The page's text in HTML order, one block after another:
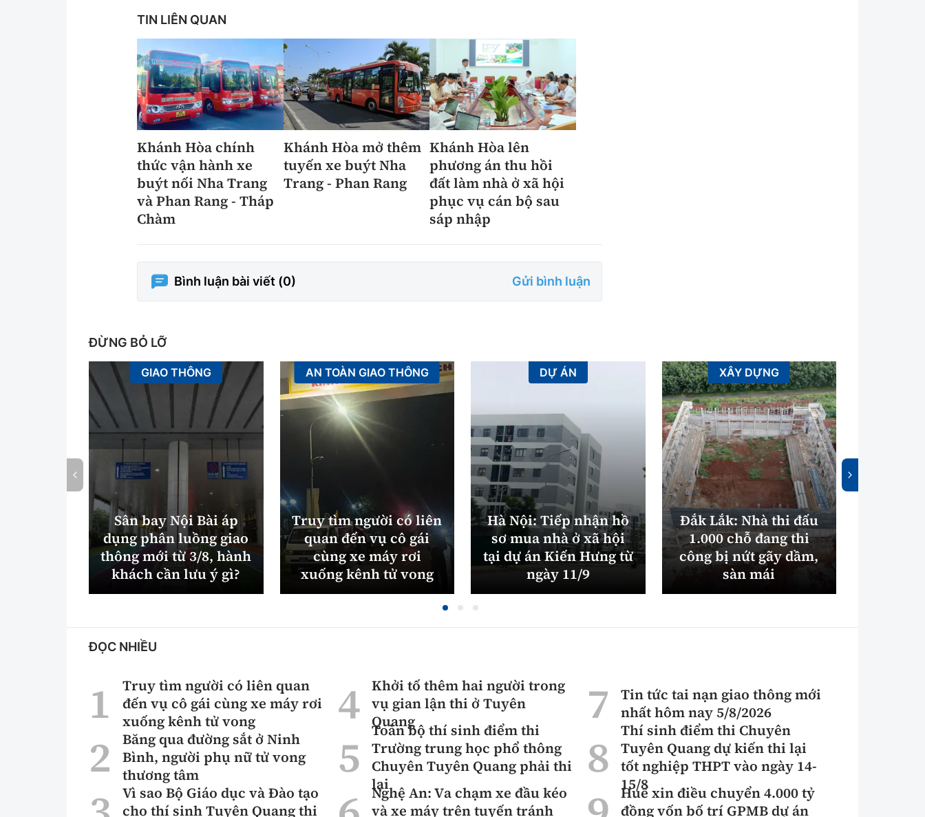
TIN LIÊN QUAN
Khánh Hòa chính
thức vận hành xe
buýt nối Nha Trang
và Phan Rang - Tháp
Chàm
Khánh Hòa mở thêm
tuyến xe buýt Nha
Trang - Phan Rang
Khánh Hòa lên
phương án thu hồi
đất làm nhà ở xã hội
phục vụ cán bộ sau
sáp nhập
Bình luận bài viết (0) Gửi bình luận
ĐỪNG BỎ LỠ
GIAO THÔNG
Sân bay Nội Bài áp
dụng phân luồng giao
thông mới từ 3/8, hành
khách cần lưu ý gì?
AN TOÀN GIAO THÔNG
Truy tìm người có liên
quan đến vụ cô gái
cùng xe máy rơi
xuống kênh tử vong
DỰ ÁN
Hà Nội: Tiếp nhận hồ
sơ mua nhà ở xã hội
tại dự án Kiến Hưng từ
ngày 11/9
XÂY DỰNG
Đắk Lắk: Nhà thi đấu
1.000 chỗ đang thi
công bị nứt gãy dầm,
sàn mái
ĐỌC NHIỀU
Truy tìm người có liên quan
đến vụ cô gái cùng xe máy rơi
xuống kênh tử vong
Băng qua đường sắt ở Ninh
Bình, người phụ nữ tử vong
thương tâm
Vì sao Bộ Giáo dục và Đào tạo
cho thí sinh Tuyên Quang thi
Khởi tố thêm hai người trong
vụ gian lận thi ở Tuyên
Quang
Toàn bộ thí sinh điểm thi
Trường trung học phổ thông
Chuyên Tuyên Quang phải thi
lại
Nghệ An: Va chạm xe đầu kéo
và xe máy trên tuyến tránh
Tin tức tai nạn giao thông mới
nhất hôm nay 5/8/2026
Thí sinh điểm thi Chuyên
Tuyên Quang dự kiến thi lại
tốt nghiệp THPT vào ngày 14-
15/8
Huế xin điều chuyển 4.000 tỷ
đồng vốn bố trí GPMB dự án